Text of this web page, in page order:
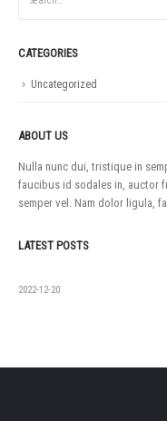
CATEGORIES
Uncategorized
ABOUT US
Nulla nunc dui, tristique in
faucibus id sodales in, auctor
semper vel. Nam dolor ligula,
LATEST POSTS
2022-12-20